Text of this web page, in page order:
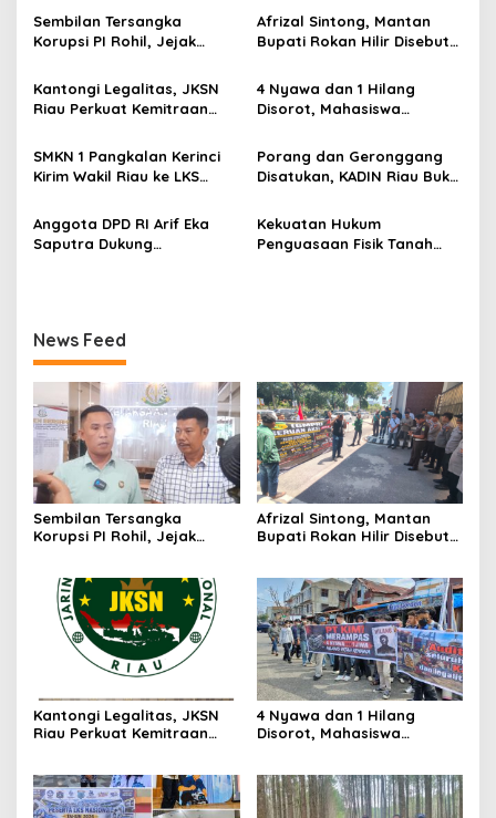
s
i
p
o
s
Sembilan Tersangka
Korupsi PI Rohil, Jejak
Masih Didalami
Afrizal Sintong, Mantan
Bupati Rokan Hilir Disebut
Diterima Kejati, GMPR
Desak Usut Dividen Rp331,7
Kantongi Legalitas, JKSN
Riau Perkuat Kemitraan
Ketahanan Bangsa
4 Nyawa dan 1 Hilang
Disorot, Mahasiswa
Pelindo
SMKN 1 Pangkalan Kerinci
Kirim Wakil Riau ke LKS
Porang dan Geronggang
Disatukan, KADIN Riau Buka
Bengkalis
Anggota DPD RI Arif Eka
Saputra Dukung
Kekuatan Hukum
Penguasaan Fisik Tanah
News Feed
Sembilan Tersangka
Korupsi PI Rohil, Jejak
Afrizal Sintong, Mantan
Bupati Rokan Hilir Disebut
Desak Usut Dividen Rp331,7
Miliar
Kantongi Legalitas, JKSN
Riau Perkuat Kemitraan
4 Nyawa dan 1 Hilang
Disorot, Mahasiswa